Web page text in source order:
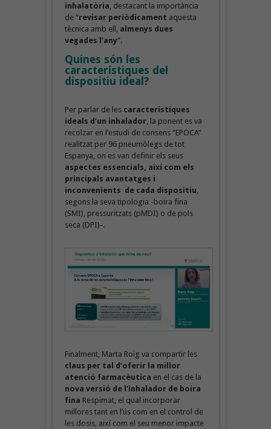
inhalatòria , destacant la importància
de “revisar periòdicament aquesta
tècnica amb ell, almenys dues
vegades l’any“.
Quines són les
característiques del
dispositiu ideal?
Per parlar de les característiques
ideals d’un inhalador, la ponent es va
recolzar en l’estudi de consens “EPOCA”
realitzat per 96 pneumòlegs de tot
Espanya, on es van definir els seus
aspectes essencials, així com els
principals avantatges i
inconvenients de cada dispositiu
segons la seva tipologia -boira fina
(SMI), pressuritzats (pMDI) o de pols
seca (DPI)-.
Finalment, Marta Roig va compartir les
claus per tal d’oferir la millor
atenció farmacèutica en el cas de la
nova versió de l’inhalador de boira
fina Respimat, el qual incorporar
millores tant en l’ús com en el control de
les dosis, així com el seu menor impacte